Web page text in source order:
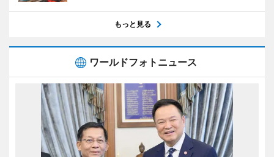
もっと見る
ワールドフォトニュース